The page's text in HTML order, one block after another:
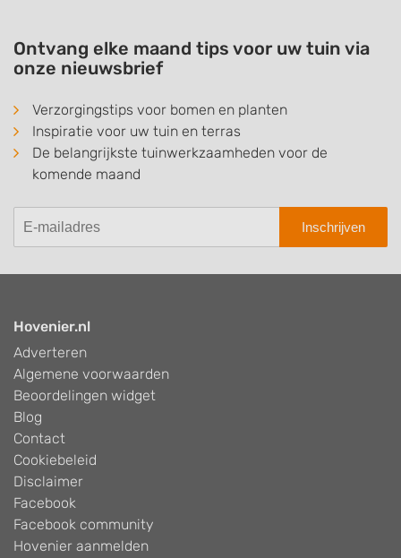
Ontvang elke maand tips voor uw tuin via
onze nieuwsbrief
Verzorgingstips voor bomen en planten
Inspiratie voor uw tuin en terras
De belangrijkste tuinwerkzaamheden voor de
komende maand
Inschrijven
Hovenier.nl
Adverteren
Algemene voorwaarden
Beoordelingen widget
Blog
Contact
Cookiebeleid
Disclaimer
Facebook
Facebook community
Hovenier aanmelden